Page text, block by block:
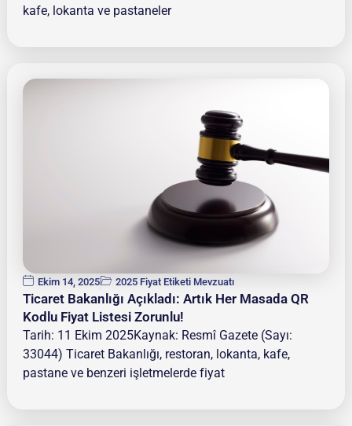
kafe, lokanta ve pastaneler
Ekim 14, 2025 2025 Fiyat Etiketi Mevzuatı
Ticaret Bakanlığı Açıkladı: Artık Her Masada QR
Kodlu Fiyat Listesi Zorunlu!
Tarih: 11 Ekim 2025Kaynak: Resmî Gazete (Sayı:
33044) Ticaret Bakanlığı, restoran, lokanta, kafe,
pastane ve benzeri işletmelerde fiyat